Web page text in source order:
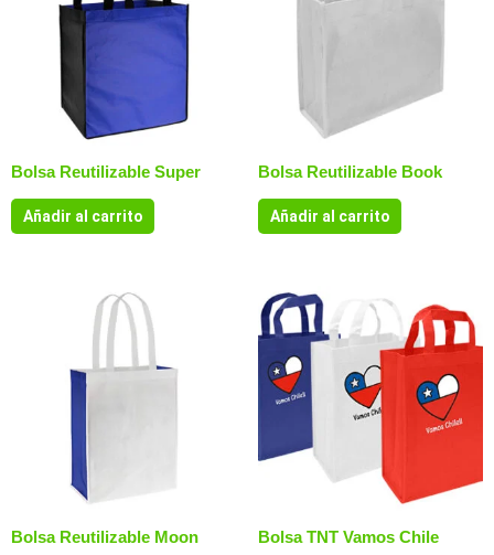
Bolsa Reutilizable Super
Añadir al carrito
Bolsa Reutilizable Book
Añadir al carrito
Bolsa Reutilizable Moon Bolsa TNT Vamos Chile